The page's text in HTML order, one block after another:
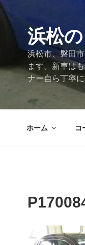
浜松
浜松市、磐田
ます。新車は
ナー自ら丁寧
ホーム コ